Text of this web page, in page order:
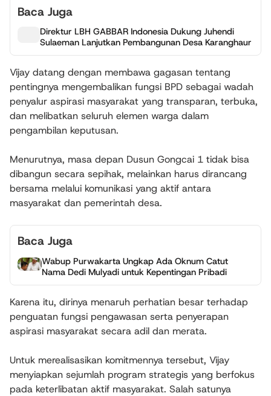
Baca Juga
Direktur LBH GABBAR Indonesia Dukung Juhendi
Sulaeman Lanjutkan Pembangunan Desa Karanghaur
Vijay datang dengan membawa gagasan tentang
pentingnya mengembalikan fungsi BPD sebagai wadah
penyalur aspirasi masyarakat yang transparan, terbuka,
dan melibatkan seluruh elemen warga dalam
pengambilan keputusan.
Menurutnya, masa depan Dusun Gongcai 1 tidak bisa
dibangun secara sepihak, melainkan harus dirancang
bersama melalui komunikasi yang aktif antara
masyarakat dan pemerintah desa.
Baca Juga
Wabup Purwakarta Ungkap Ada Oknum Catut
Nama Dedi Mulyadi untuk Kepentingan Pribadi
Karena itu, dirinya menaruh perhatian besar terhadap
penguatan fungsi pengawasan serta penyerapan
aspirasi masyarakat secara adil dan merata.
Untuk merealisasikan komitmennya tersebut, Vijay
menyiapkan sejumlah program strategis yang berfokus
pada keterlibatan aktif masyarakat. Salah satunya